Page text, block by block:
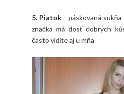
5. Piatok - páskovaná
značka má dosť dobrých
často vidíte aj u mňa